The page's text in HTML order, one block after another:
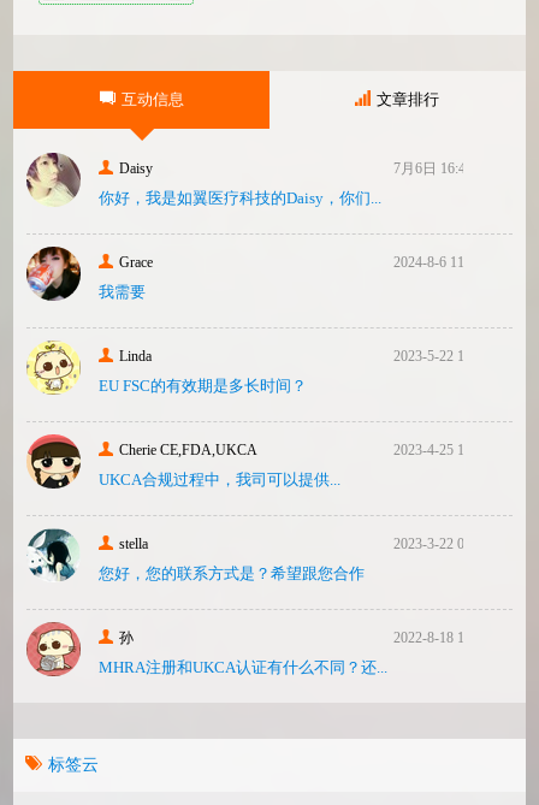
互动信息 文章排行
Daisy 7月6日 16:47
你好，我是如翼医疗科技的Daisy，你们...
Grace 2024-8-6 11:14
我需要
Linda 2023-5-22 10:43
EU FSC的有效期是多长时间？
Cherie CE,FDA,UKCA 2023-4-25 16:24
UKCA合‮过规‬程中，我司可‮提以‬供...
stella 2023-3-22 08:31
您好，您的联系方式是？希望跟您合作
孙 2022-8-18 17:47
MHRA注册和UKCA认证有什么不同？还...
标签云